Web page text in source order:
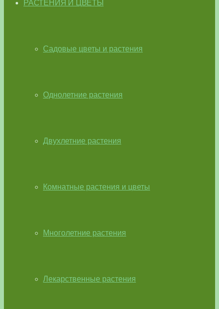
РАСТЕНИЯ И ЦВЕТЫ
Садовые цветы и растения
Однолетние растения
Двухлетние растения
Комнатные растения и цветы
Многолетние растения
Лекарственные растения